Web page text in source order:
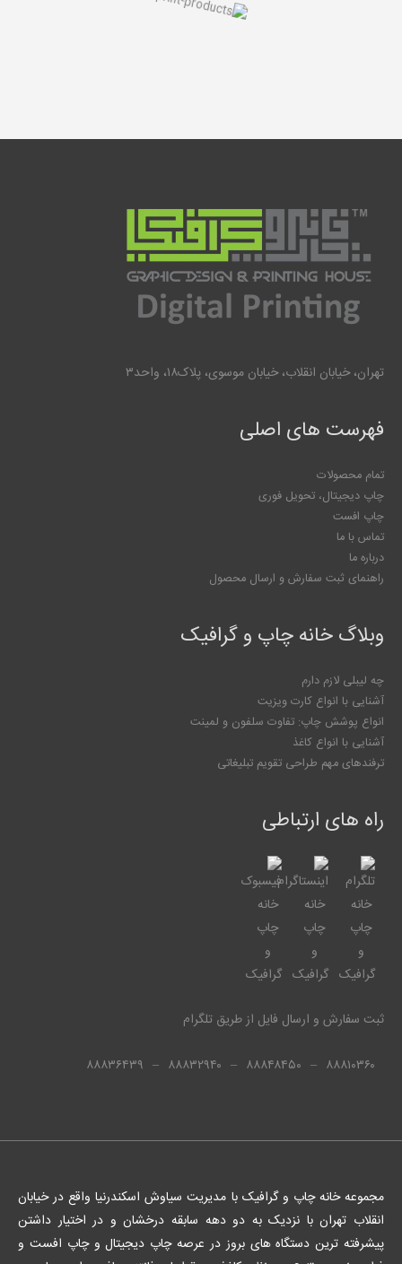
تهران، خیابان انقلاب، خیابان موسوی، پلاک۱۸، واحد۳
فهرست های اصلی
تمام محصولات
چاپ دیجیتال، تحویل فوری
چاپ افست
تماس با ما
درباره ما
راهنمای ثبت سفارش و ارسال محصول
وبلاگ خانه چاپ و گرافیک
چه لیبلی لازم دارم
آشنایی با انواع کارت ویزیت
انواع پوشش چاپ: تفاوت سلفون و لمینت
آشنایی با انواع کاغذ
ترفندهای مهم طراحی تقویم تبلیغاتی
راه های ارتباطی
ثبت سفارش و ارسال فایل از طریق تلگرام
۸۸۸۱۰۳۶۰ – ۸۸۸۴۸۴۵۰ – ۸۸۸۳۲۹۴۰ – ۸۸۸۳۶۴۳۹
مجموعه خانه چاپ و گرافیک با مدیریت سیاوش اسکندرنیا واقع در خیابان
انقلاب تهران با نزدیک به دو دهه سابقه درخشان و در اختیار داشتن
پیشرفته ترین دستگاه های بروز در عرصه چاپ دیجیتال و چاپ افست و